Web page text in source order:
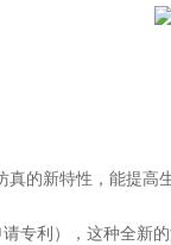
的新特性，能提高
利），这种全新